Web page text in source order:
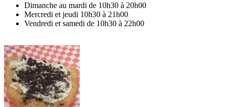
Dimanche au mardi de 10h30 à 20h00
Mercredi et jeudi 10h30 à 21h00
Vendredi et samedi de 10h30 à 22h00